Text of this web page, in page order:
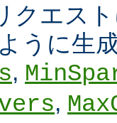
クエス
うに生
,
,